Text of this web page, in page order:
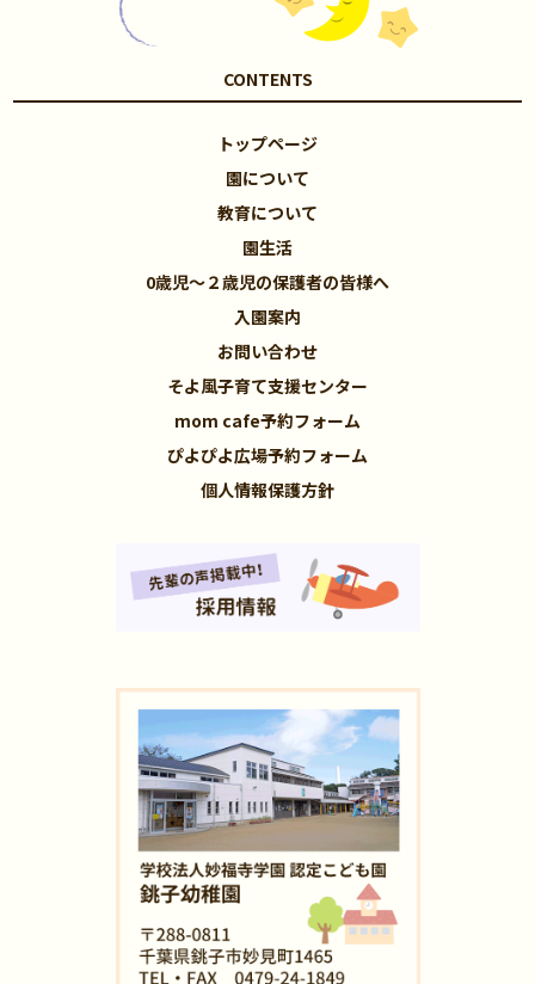
CONTENTS
トップページ
園について
教育について
園生活
0歳児～２歳児の保護者の皆様へ
入園案内
お問い合わせ
そよ風子育て支援センター
mom cafe予約フォーム
ぴよぴよ広場予約フォーム
個人情報保護方針